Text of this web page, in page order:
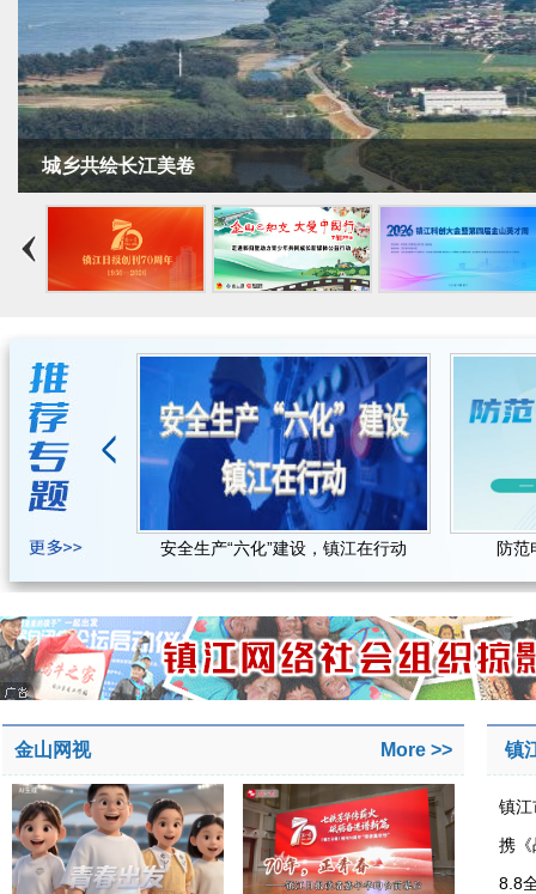
城乡共绘长江美卷
行动 安全生产“六化”建设，镇江在行动 防范
金山网视 More >> 镇
镇江
携《
8.8